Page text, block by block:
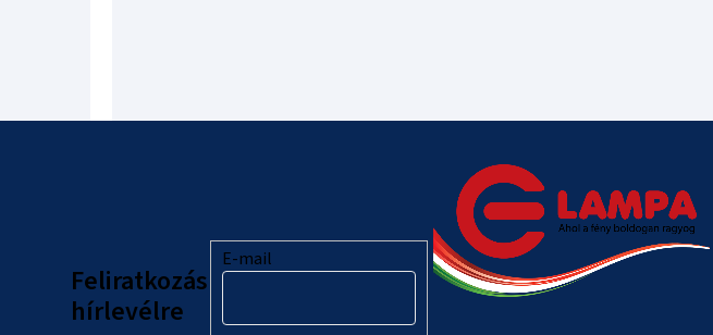
Feliratkozás
hírlevélre
E-mail